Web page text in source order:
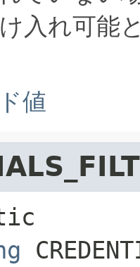
入れ可能
値